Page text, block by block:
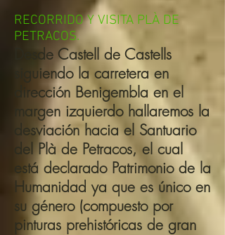
RECORRIDO Y VISITA PLÀ DE
PETRACOS.
Desde Castell de Castells
siguiendo la carretera en
dirección Benigembla en el
margen izquierdo hallaremos la
desviación hacia el Santuario
del Plà de Petracos, el cual
está declarado Patrimonio de la
Humanidad ya que es único en
su género (compuesto por
pinturas prehistóricas de gran